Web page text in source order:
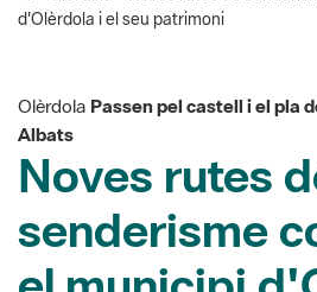
OlèrdolaPassen pel castell i el pla
Noves rutes
senderisme
el municipi
el seu